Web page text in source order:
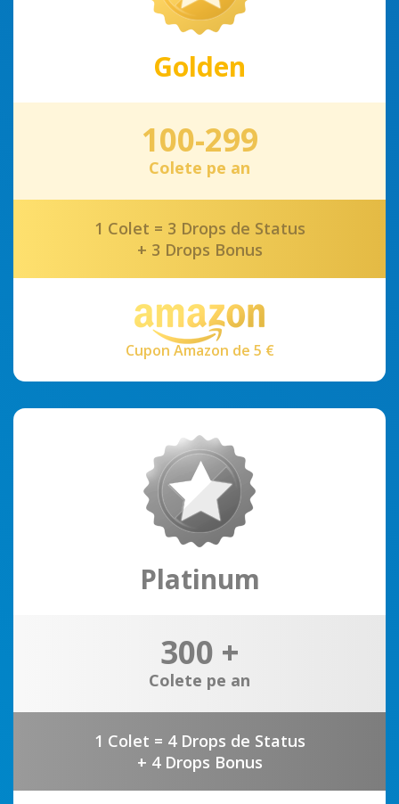
Golden
100-299
Colete pe an
1 Colet = 3 Drops de Status
+ 3 Drops Bonus
Cupon Amazon de 5 €
Platinum
300 +
Colete pe an
1 Colet = 4 Drops de Status
+ 4 Drops Bonus